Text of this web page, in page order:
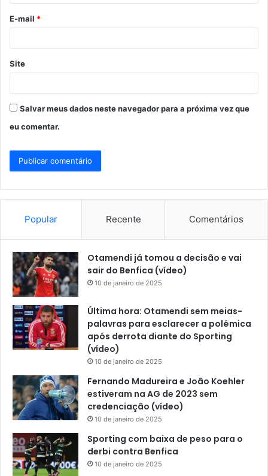
*
E-mail *
Site
Salvar meus dados neste navegador para a próxima vez que
eu comentar.
Popular Recente Comentários
Otamendi já tomou a decisão e vai
sair do Benfica (vídeo)
10 de janeiro de 2025
Última hora: Otamendi sem meias-
palavras para esclarecer a polêmica
após derrota diante do Sporting
(vídeo)
10 de janeiro de 2025
Fernando Madureira e João Koehler
estiveram na AG de 2023 sem
credenciação (vídeo)
10 de janeiro de 2025
Sporting com baixa de peso para o
derbi contra Benfica
10 de janeiro de 2025